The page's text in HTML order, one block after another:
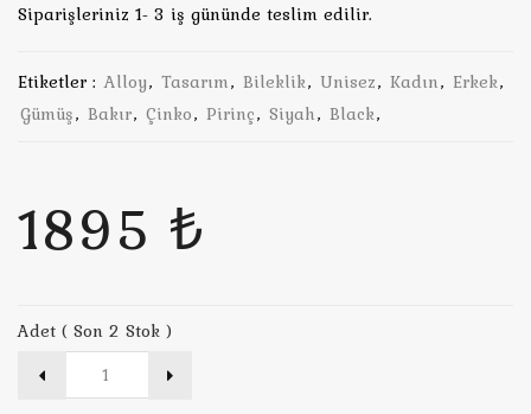
Siparişleriniz 1- 3 iş gününde teslim edilir.
Etiketler : Alloy, Tasarım, Bileklik, Unisez, Kadın, Erkek,
Gümüş, Bakır, Çinko, Pirinç, Siyah, Black,
1895 ₺
Adet ( Son 2 Stok )